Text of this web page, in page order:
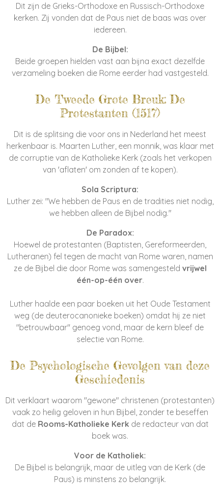
Dit zijn de Grieks-Orthodoxe en Russisch-Orthodoxe
kerken. Zij vonden dat de Paus niet de baas was over
iedereen.
De Bijbel:
Beide groepen hielden vast aan bijna exact dezelfde
verzameling boeken die Rome eerder had vastgesteld.
De Tweede Grote Breuk: De
Protestanten (1517)
Dit is de splitsing die voor ons in Nederland het meest
herkenbaar is. Maarten Luther, een monnik, was klaar met
de corruptie van de Katholieke Kerk (zoals het verkopen
van 'aflaten' om zonden af te kopen).
Sola Scriptura:
Luther zei: "We hebben de Paus en de tradities niet nodig,
we hebben alleen de Bijbel nodig."
De Paradox:
Hoewel de protestanten (Baptisten, Gereformeerden,
Lutheranen) fel tegen de macht van Rome waren, namen
ze de Bijbel die door Rome was samengesteld vrijwel
één-op-één over.
Luther haalde een paar boeken uit het Oude Testament
weg (de deuterocanonieke boeken) omdat hij ze niet
"betrouwbaar" genoeg vond, maar de kern bleef de
selectie van Rome.
De Psychologische Gevolgen van deze
Geschiedenis
Dit verklaart waarom "gewone" christenen (protestanten)
vaak zo heilig geloven in hun Bijbel, zonder te beseffen
dat de Rooms-Katholieke Kerk de redacteur van dat
boek was.
Voor de Katholiek:
De Bijbel is belangrijk, maar de uitleg van de Kerk (de
Paus) is minstens zo belangrijk.